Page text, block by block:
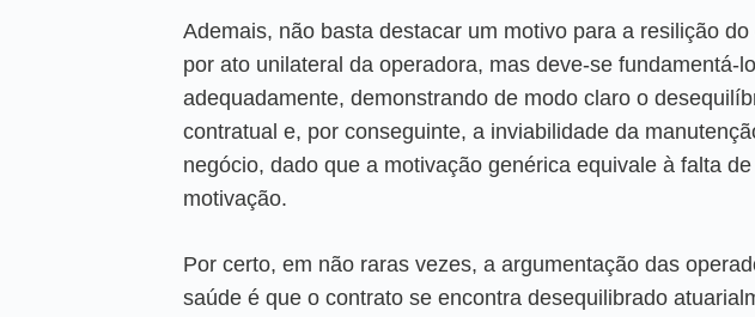
Ademais, não basta destacar um motivo para a resilição do
por ato unilateral da operadora, mas deve-se fundamentá-lo
adequadamente, demonstrando de modo claro o
contratual e, por conseguinte, a inviabilidade da
negócio, dado que a motivação genérica equivale à falta de
motivação.
Por certo, em não raras vezes, a argumentação das
saúde é que o contrato se encontra desequilibrado